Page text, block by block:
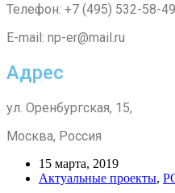
Телефон: +7 (495) 532-58-49
E-mail: np-er@mail.ru
Адрес
ул. Оренбургская, 15,
Москва, Россия
15 марта, 2019
Актуальные проекты,